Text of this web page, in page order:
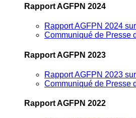
Rapport AGFPN 2024
Rapport AGFPN 2024
Communiqué de Presse
Rapport AGFPN 2023
Rapport AGFPN 2023
Communiqué de Presse
Rapport AGFPN 2022